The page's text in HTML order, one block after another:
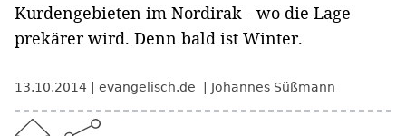
Kurdengebieten im Nordirak - wo die Lage
prekärer wird. Denn bald ist Winter.
13.10.2014 evangelisch.de Johannes Süßmann